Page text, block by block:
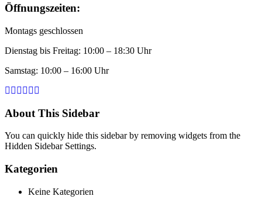
Öffnungszeiten:
Montags geschlossen
Dienstag bis Freitag: 10:00 – 18:30 Uhr
Samstag: 10:00 – 16:00 Uhr
About This Sidebar
You can quickly hide this sidebar by removing widgets from the
Hidden Sidebar Settings.
Kategorien
Keine Kategorien